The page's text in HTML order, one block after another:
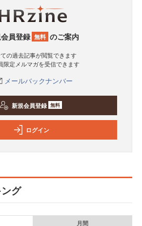
員登録 無料 のご案内
ての過去記事が閲覧できます
限定メルマガを受信できます
メールバックナンバー
新規会員登録 無料
ログイン
グ
月間